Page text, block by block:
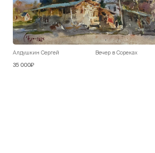
Алдушкин Сергей Вечер в Сореках
35 000₽